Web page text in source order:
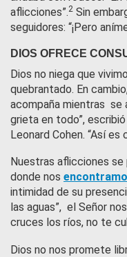
aflicciones”.2 Sin
seguidores: “¡Pero
DIOS OFRECE
Dios no niega que
quebrantado. En
acompaña mientras se
grieta en todo”,
Leonard Cohen. “Así es
Nuestras aflicciones
donde nos
intimidad de su
las aguas”, el Señor
cruces los ríos, no te
Dios no nos promete